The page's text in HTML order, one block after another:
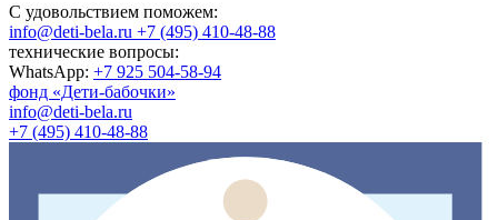
С удовольствием поможем:
info@deti-bela.ru +7 (495) 410-48-88
технические вопросы:
WhatsApp: +7 925 504-58-94
фонд «Дети-бабочки»
info@deti-bela.ru
+7 (495) 410-48-88